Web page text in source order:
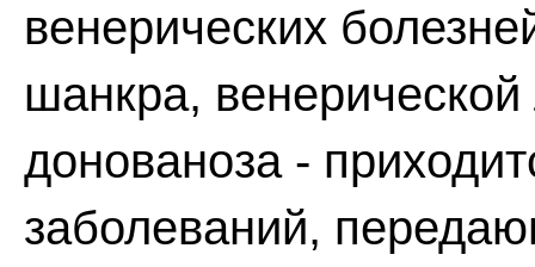
венерических
шанкра,
донованоза -
заболеваний,